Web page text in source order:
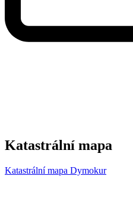
Katastrální mapa
Katastrální mapa Dymokur